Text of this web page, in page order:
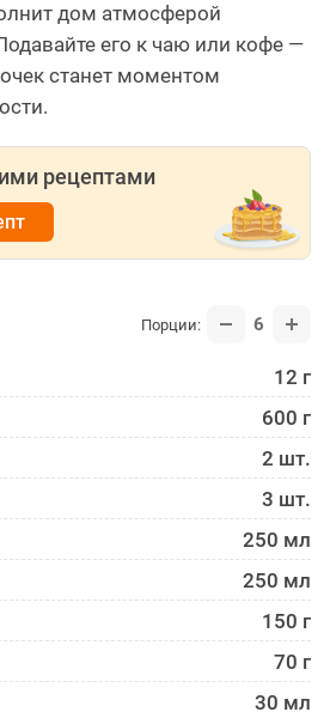
дом атмосферой
его к чаю или кофе —
станет моментом
рецептами
Порции: 6
12 г
600 г
2 шт.
3 шт.
250 мл
250 мл
150 г
70 г
30 мл